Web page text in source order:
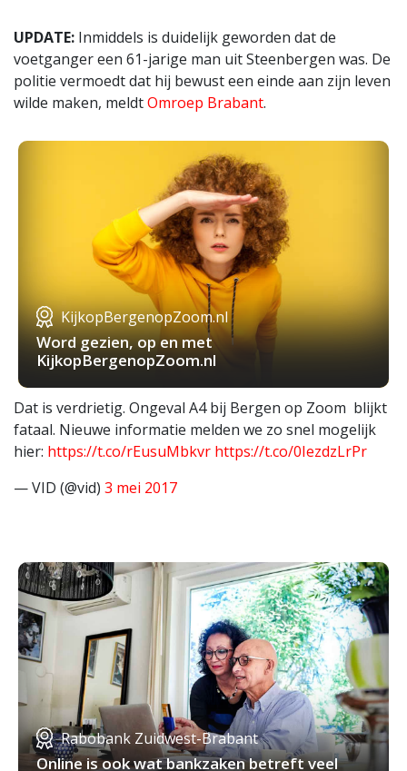
UPDATE: Inmiddels is duidelijk geworden dat de
voetganger een 61-jarige man uit Steenbergen was. De
politie vermoedt dat hij bewust een einde aan zijn leven
wilde maken, meldtOmroep Brabant.
KijkopBergenopZoom.nl
Word gezien, op en met
KijkopBergenopZoom.nl
Dat is verdrietig. Ongeval A4 bij Bergen op Zoom blijkt
fataal. Nieuwe informatie melden we zo snel mogelijk
hier: https://t.co/rEusuMbkvr https://t.co/0IezdzLrPr
— VID (@vid) 3 mei 2017
Rabobank Zuidwest-Brabant
Online is ook wat bankzaken betreft veel